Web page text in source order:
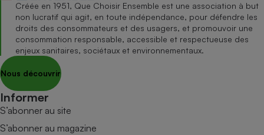
Créée en 1951, Que Choisir Ensemble est une association à but
non lucratif qui agit, en toute indépendance, pour défendre les
droits des consommateurs et des usagers, et promouvoir une
consommation responsable, accessible et respectueuse des
enjeux sanitaires, sociétaux et environnementaux.
Nous découvrir
Informer
S’abonner au site
S’abonner au magazine